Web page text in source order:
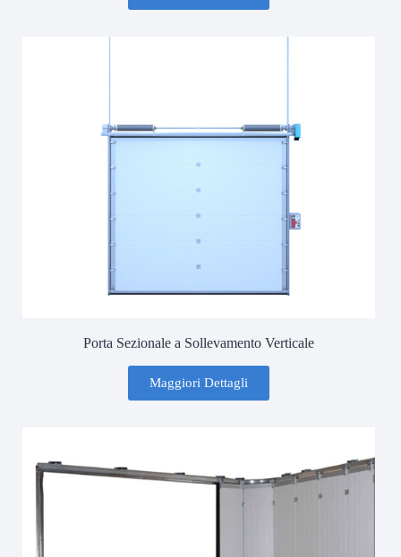
Porta Sezionale a Sollevamento Verticale
Maggiori Dettagli